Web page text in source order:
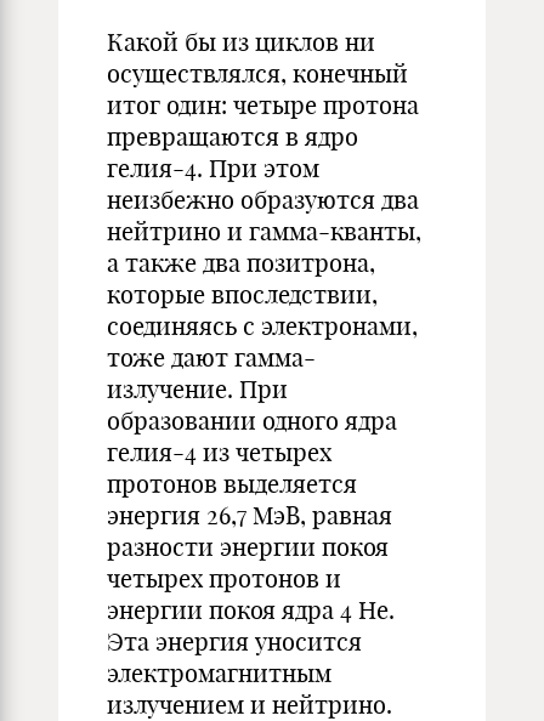
Какой бы из циклов ни
осуществлялся, конечный
итог один: четыре протона
превращаются в ядро
гелия-4. При этом
неизбежно образуются два
нейтрино и гамма-кванты,
а также два позитрона,
которые впоследствии,
соединяясь с электронами,
тоже дают гамма-
излучение. При
образовании одного ядра
гелия-4 из четырех
протонов выделяется
энергия 26,7 МэВ, равная
разности энергии покоя
четырех протонов и
энергии покоя ядра 4 Не.
Эта энергия уносится
электромагнитным
излучением и нейтрино.